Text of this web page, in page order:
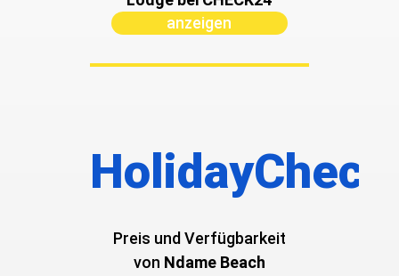
anzeigen
HolidayCheck
Preis und Verfügbarkeit
von ­ Ndame Beach